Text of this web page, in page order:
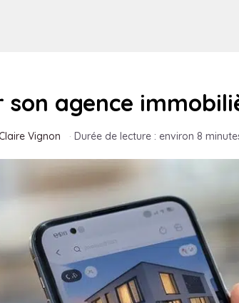
son agence
Vignon · Durée de lecture : environ 8